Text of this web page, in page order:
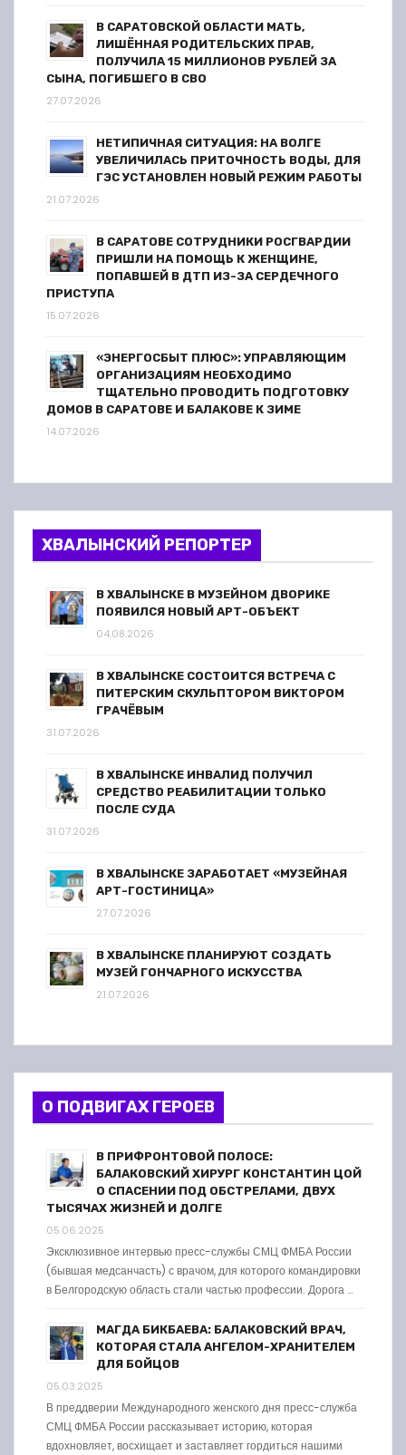
В САРАТОВСКОЙ ОБЛАСТИ МАТЬ,
ЛИШЁННАЯ РОДИТЕЛЬСКИХ ПРАВ,
ПОЛУЧИЛА 15 МИЛЛИОНОВ РУБЛЕЙ ЗА
СЫНА, ПОГИБШЕГО В СВО
27.07.2026
НЕТИПИЧНАЯ СИТУАЦИЯ: НА ВОЛГЕ
УВЕЛИЧИЛАСЬ ПРИТОЧНОСТЬ ВОДЫ, ДЛЯ
ГЭС УСТАНОВЛЕН НОВЫЙ РЕЖИМ РАБОТЫ
21.07.2026
В САРАТОВЕ СОТРУДНИКИ РОСГВАРДИИ
ПРИШЛИ НА ПОМОЩЬ К ЖЕНЩИНЕ,
ПОПАВШЕЙ В ДТП ИЗ-ЗА СЕРДЕЧНОГО
ПРИСТУПА
15.07.2026
«ЭНЕРГОСБЫТ ПЛЮС»: УПРАВЛЯЮЩИМ
ОРГАНИЗАЦИЯМ НЕОБХОДИМО
ТЩАТЕЛЬНО ПРОВОДИТЬ ПОДГОТОВКУ
ДОМОВ В САРАТОВЕ И БАЛАКОВЕ К ЗИМЕ
14.07.2026
ХВАЛЫНСКИЙ РЕПОРТЕР
В ХВАЛЫНСКЕ В МУЗЕЙНОМ ДВОРИКЕ
ПОЯВИЛСЯ НОВЫЙ АРТ-ОБЪЕКТ
04.08.2026
В ХВАЛЫНСКЕ СОСТОИТСЯ ВСТРЕЧА С
ПИТЕРСКИМ СКУЛЬПТОРОМ ВИКТОРОМ
ГРАЧЁВЫМ
31.07.2026
В ХВАЛЫНСКЕ ИНВАЛИД ПОЛУЧИЛ
СРЕДСТВО РЕАБИЛИТАЦИИ ТОЛЬКО
ПОСЛЕ СУДА
31.07.2026
В ХВАЛЫНСКЕ ЗАРАБОТАЕТ «МУЗЕЙНАЯ
АРТ-ГОСТИНИЦА»
27.07.2026
В ХВАЛЫНСКЕ ПЛАНИРУЮТ СОЗДАТЬ
МУЗЕЙ ГОНЧАРНОГО ИСКУССТВА
21.07.2026
О ПОДВИГАХ ГЕРОЕВ
В ПРИФРОНТОВОЙ ПОЛОСЕ:
БАЛАКОВСКИЙ ХИРУРГ КОНСТАНТИН ЦОЙ
О СПАСЕНИИ ПОД ОБСТРЕЛАМИ, ДВУХ
ТЫСЯЧАХ ЖИЗНЕЙ И ДОЛГЕ
05.06.2025
Эксклюзивное интервью пресс-службы СМЦ ФМБА России
(бывшая медсанчасть) с врачом, для которого командировки
в Белгородскую область стали частью профессии. Дорога …
МАГДА БИКБАЕВА: БАЛАКОВСКИЙ ВРАЧ,
КОТОРАЯ СТАЛА АНГЕЛОМ-ХРАНИТЕЛЕМ
ДЛЯ БОЙЦОВ
05.03.2025
В преддверии Международного женского дня пресс-служба
СМЦ ФМБА России рассказывает историю, которая
вдохновляет, восхищает и заставляет гордиться нашими